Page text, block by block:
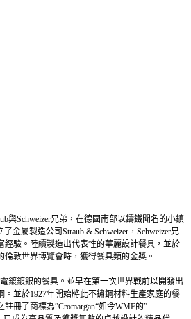
與Schweizer兄弟，在德國南部以鑄鐵聞名的小鎮
金屬製造公司Straub & Schweizer，Schweizer兄
經驗。陸續製造出代表性的華麗設計餐具，並於
倫敦世界博覽會時，獲得餐具類的金獎。
鍍鍍銀的餐具。並早在第一次世界戰前以開發出
。並於1927年開始將此不鏽鋼材料生產家庭的餐
冊了商標為”Cromargan“如今WMF的”